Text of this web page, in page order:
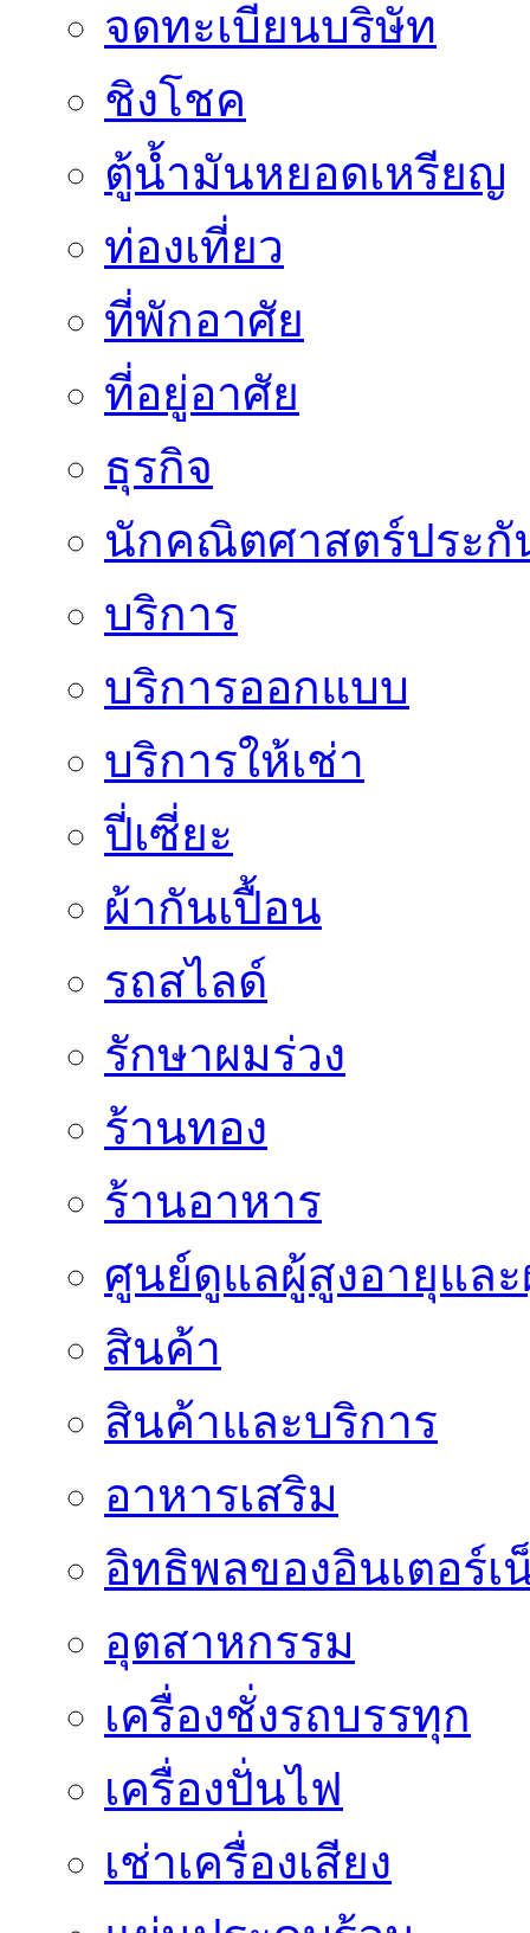
จดทะเบียนบริษัท
ชิงโชค
ตู้น้ำมันหยอดเหรียญ
ท่องเที่ยว
ที่พักอาศัย
ที่อยู่อาศัย
ธุรกิจ
นักคณิตศาสตร์ประกั
บริการ
บริการออกแบบ
บริการให้เช่า
ปี่เซี่ยะ
ผ้ากันเปื้อน
รถสไลด์
รักษาผมร่วง
ร้านทอง
ร้านอาหาร
ศูนย์ดูแลผู้สูงอายุแล
สินค้า
สินค้าและบริการ
อาหารเสริม
อิทธิพลของอินเตอร์เ
อุตสาหกรรม
เครื่องชั่งรถบรรทุก
เครื่องปั่นไฟ
เช่าเครื่องเสียง